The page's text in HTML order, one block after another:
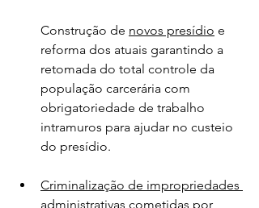
Construção de novos presídio e
reforma dos atuais garantindo a
retomada do total controle da
população carcerária com
obrigatoriedade de trabalho
intramuros para ajudar no custeio
do presídio.
Criminalização de impropriedades
administrativas cometidas por